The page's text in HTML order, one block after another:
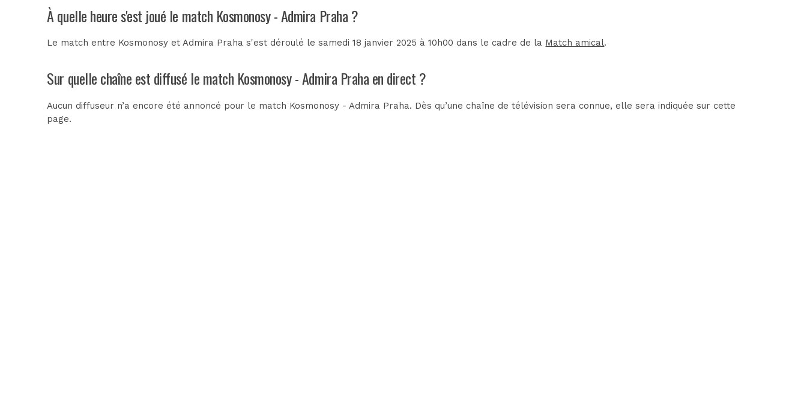
À quelle heure s'est joué le match Kosmonosy - Admira Praha ?
Le match entre Kosmonosy et Admira Praha s'est déroulé le samedi 18 janvier 2025 à 10h00 dans le cadre de la Match amical.
Sur quelle chaîne est diffusé le match Kosmonosy - Admira Praha en direct ?
Aucun diffuseur n’a encore été annoncé pour le match Kosmonosy - Admira Praha. Dès qu’une chaîne de télévision sera connue, elle sera indiquée sur cette
page.